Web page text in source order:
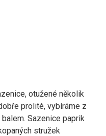
otužené několik
prolité, vybíráme z
Sazenice paprik
stružek